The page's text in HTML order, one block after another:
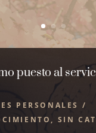
puesto al
PERSONALES /
, SIN